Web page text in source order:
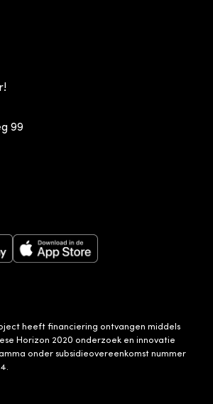
99
Apple App Store
heeft financiering ontvangen middels
Horizon 2020 onderzoek en innovatie
onder subsidieovereenkomst nummer